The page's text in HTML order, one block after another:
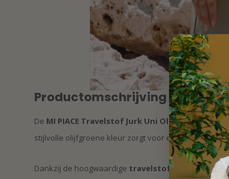
Productomschrijving
De MI PIACE Travelstof Jurk Uni Oliveis een
stijlvolle olijfgroene kleur zorgt voor een moderne en
Dankzij de hoogwaardige travelstofblijft de jurk